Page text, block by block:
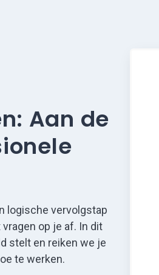
Aan de
logische vervolgstap
op je af. In dit
stelt en reiken we je
te werken.